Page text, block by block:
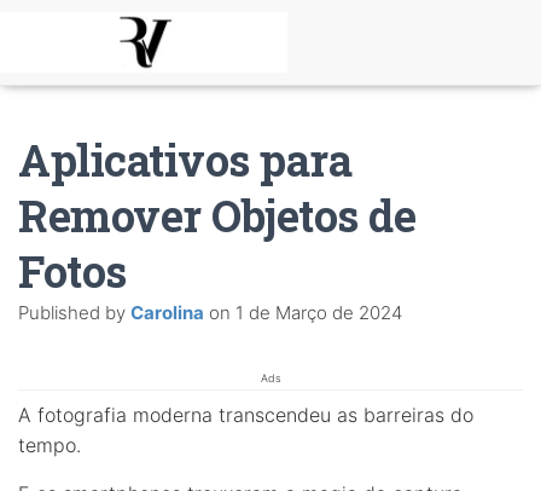
Aplicativos para
Remover Objetos de
Fotos
Published by Carolina on 1 de Março de 2024
Ads
A fotografia moderna transcendeu as barreiras do
tempo.